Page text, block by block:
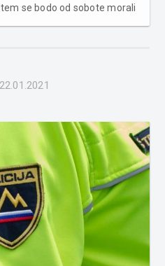
se bodo od sobote morali